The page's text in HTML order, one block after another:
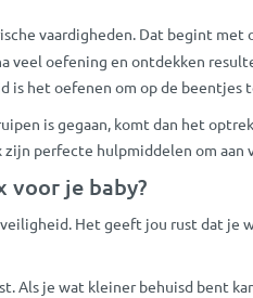
vaardigheden. Dat begint
veel oefening en ontdekken
het oefenen om op de beentjes
is gegaan, komt dan het
perfecte hulpmiddelen om
voor je baby?
Het geeft jou rust dat
Als je wat kleiner behuisd bent